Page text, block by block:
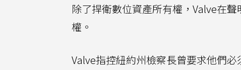
除了捍衛數位資產所有權，Valve在
權。
Valve指控紐約州檢察長曾要求他們